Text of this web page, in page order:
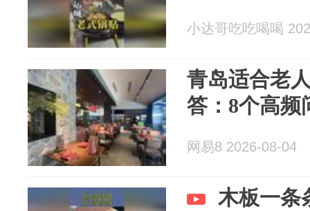
小达哥吃吃喝喝
青岛适合老
答：8个高频
网易8 2026-08-04
木板一条